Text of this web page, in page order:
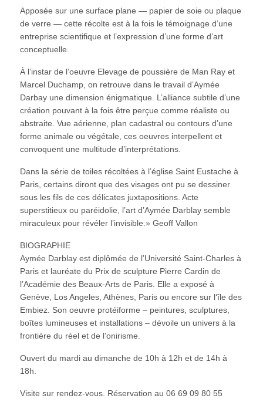
Apposée sur une surface plane — papier de soie ou plaque
de verre — cette récolte est à la fois le témoignage d’une
entreprise scientifique et l’expression d’une forme d’art
conceptuelle.
À l’instar de l’oeuvre Elevage de poussière de Man Ray et
Marcel Duchamp, on retrouve dans le travail d’Aymée
Darbay une dimension énigmatique. L’alliance subtile d’une
création pouvant à la fois être perçue comme réaliste ou
abstraite. Vue aérienne, plan cadastral ou contours d’une
forme animale ou végétale, ces oeuvres interpellent et
convoquent une multitude d’interprétations.
Dans la série de toiles récoltées à l’église Saint Eustache à
Paris, certains diront que des visages ont pu se dessiner
sous les fils de ces délicates juxtapositions. Acte
superstitieux ou paréidolie, l’art d’Aymée Darblay semble
miraculeux pour révéler l’invisible.» Geoff Vallon
BIOGRAPHIE
Aymée Darblay est diplômée de l’Université Saint-Charles à
Paris et lauréate du Prix de sculpture Pierre Cardin de
l’Académie des Beaux-Arts de Paris. Elle a exposé à
Genève, Los Angeles, Athènes, Paris ou encore sur l‘île des
Embiez. Son oeuvre protéiforme – peintures, sculptures,
boîtes lumineuses et installations – dévoile un univers à la
frontière du réel et de l’onirisme.
Ouvert du mardi au dimanche de 10h à 12h et de 14h à
18h.
Visite sur rendez-vous. Réservation au 06 69 09 80 55